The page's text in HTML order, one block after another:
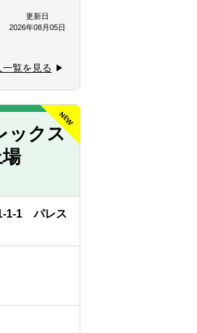
等を実現した
（経理処理の
）
社員の育成を
識を深めるこ
更新日
2026年08月05日
覧を見る
ックス
1-1 パレス